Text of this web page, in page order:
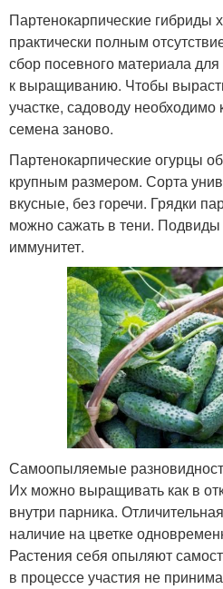
Партенокарпические гибриды
практически полным
сбор посевного материала
к выращиванию. Чтобы
участке, садоводу
семена заново.
Партенокарпические огурцы
крупным размером. Сорта
вкусные, без горечи. Грядки
можно сажать в тени. Подвиды
иммунитет.
Самоопыляемые
Их можно выращивать как в
внутри парника.
наличие на цветке
Растения себя опыляют
в процессе участия не